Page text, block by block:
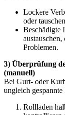
Lockere
oder
Beschädigte
Problemen.
3) Überprüfung
(manuell)
Bei Gurt- oder
ungleich
Rollladen